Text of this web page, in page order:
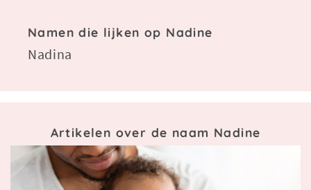
Namen die lijken op Nadine
Nadina
Artikelen over de naam Nadine